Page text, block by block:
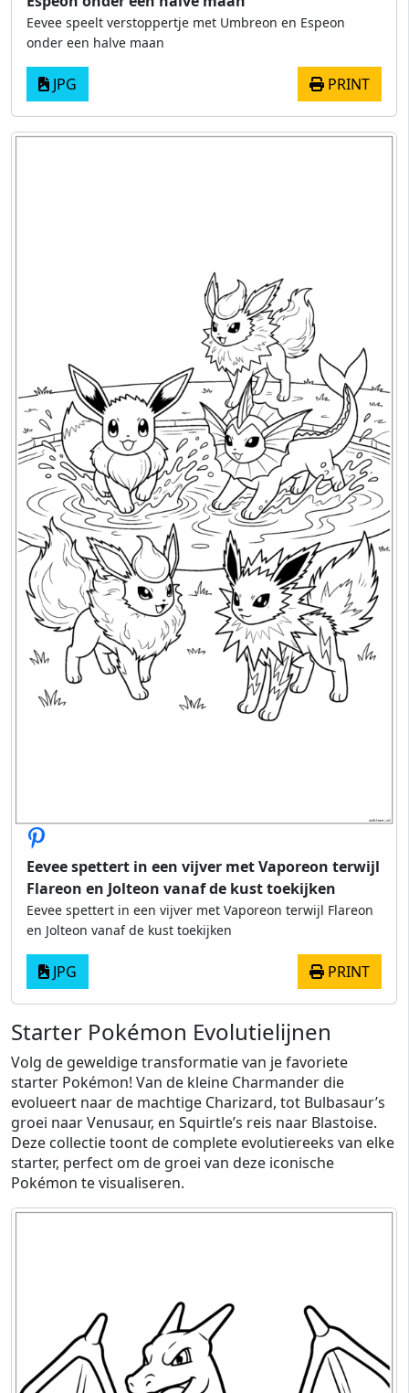
Eevee speelt verstoppertje met Umbreon en Espeon
onder een halve maan
JPG PRINT
Eevee spettert in een vijver met Vaporeon terwijl
Flareon en Jolteon vanaf de kust toekijken
Eevee spettert in een vijver met Vaporeon terwijl Flareon
en Jolteon vanaf de kust toekijken
JPG PRINT
Starter Pokémon Evolutielijnen
Volg de geweldige transformatie van je favoriete
starter Pokémon! Van de kleine Charmander die
evolueert naar de machtige Charizard, tot Bulbasaur’s
groei naar Venusaur, en Squirtle’s reis naar Blastoise.
Deze collectie toont de complete evolutiereeks van elke
starter, perfect om de groei van deze iconische
Pokémon te visualiseren.